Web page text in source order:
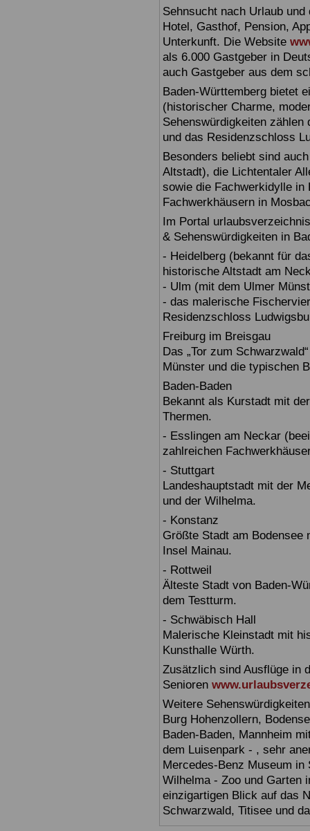
Sehnsucht nach Urlaub
Hotel, Gasthof, Pension,
Unterkunft. Die Website
als 6.000 Gastgeber in
auch Gastgeber aus dem
Baden-Württemberg bietet
(historischer Charme,
Sehenswürdigkeiten
und das Residenzschloss
Besonders beliebt sind
Altstadt), die Lichtentaler
sowie die Fachwerkidylle in
Fachwerkhäusern in
Im Portal
& Sehenswürdigkeiten in
- Heidelberg (bekannt für
historische Altstadt am
- Ulm (mit dem Ulmer
- das malerische
Residenzschloss
Freiburg im Breisgau
Das „Tor zum
Münster und die typischen
Baden-Baden
Bekannt als Kurstadt mit
Thermen.
- Esslingen am Neckar
zahlreichen
- Stuttgart
Landeshauptstadt mit der
und der Wilhelma.
- Konstanz
Größte Stadt am Bodensee
Insel Mainau.
- Rottweil
Älteste Stadt von Baden-
dem Testturm.
- Schwäbisch Hall
Malerische Kleinstadt mit
Kunsthalle Würth.
Zusätzlich sind Ausflüge in
Senioren
Weitere
Burg Hohenzollern,
Baden-Baden, Mannheim
dem Luisenpark - , sehr
Mercedes-Benz Museum
Wilhelma - Zoo und Garten
einzigartigen Blick auf das
Schwarzwald, Titisee und